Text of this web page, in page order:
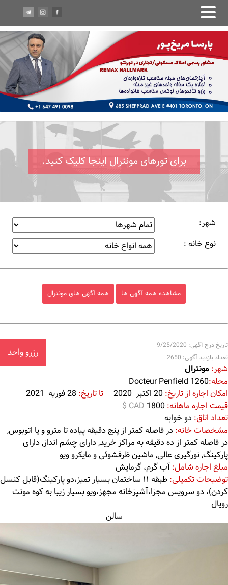
برای تورهای مونترال اینجا کلیک کنید.
شهر:
نوع خانه :
مشاهده همه آگهی ها همه آگهی های مونترال
رزرو واحد
تاریخ درج آگهی: 9/25/2020
تعداد بازدید آگهی: 2650
شهر:مونترال
محله:1260 Docteur Penfield
امکان اجاره از تاریخ: 20 اکتبر 2020 تا تاریخ: 28 فوریه 2021
قیمت اجاره ماهانه:
$ CAD
تعداد اتاق:دو خوابه
مشخصات خانه:در فاصله کمتر از پنج دقیقه پیاده تا مترو و یا اتوبوس,
در فاصله کمتر از ده دقیقه به مراکز خرید, دارای چشم انداز, دارای
پارکینگ, نورگیری عالی, ماشین ظرفشوئی و مایکرو ویو
مبلغ اجاره شامل:آب گرم، گرمایش
توضیحات تکمیلی:
طبقه ۱۱ ساختمان بسیار تمیز،دو پارکینگ(قابل کنسل
کردن)، دو سرویس مجزا،آشپزخانه مجهز،ویو بسیار زیبا به کوه مونت
رویال
سالن